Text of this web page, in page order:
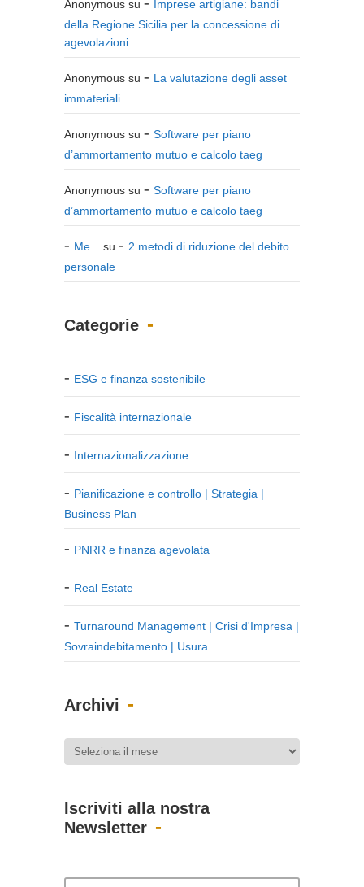
Anonymous su
Imprese artigiane: bandi
della Regione Sicilia per la concessione di
agevolazioni.
Anonymous su
La valutazione degli asset
immateriali
Anonymous su
Software per piano
d’ammortamento mutuo e calcolo taeg
Anonymous su
Software per piano
d’ammortamento mutuo e calcolo taeg
Me... su
2 metodi di riduzione del debito
personale
Categorie
ESG e finanza sostenibile
Fiscalità internazionale
Internazionalizzazione
Pianificazione e controllo | Strategia |
Business Plan
PNRR e finanza agevolata
Real Estate
Turnaround Management | Crisi d'Impresa |
Sovraindebitamento | Usura
Archivi
Iscriviti alla nostra
Newsletter